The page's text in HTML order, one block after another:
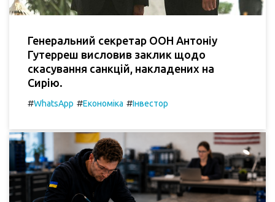
Генеральний секретар ООН Антоніу
Гутерреш висловив заклик щодо
скасування санкцій, накладених на
Сирію.
#WhatsApp #Економіка #Інвестор